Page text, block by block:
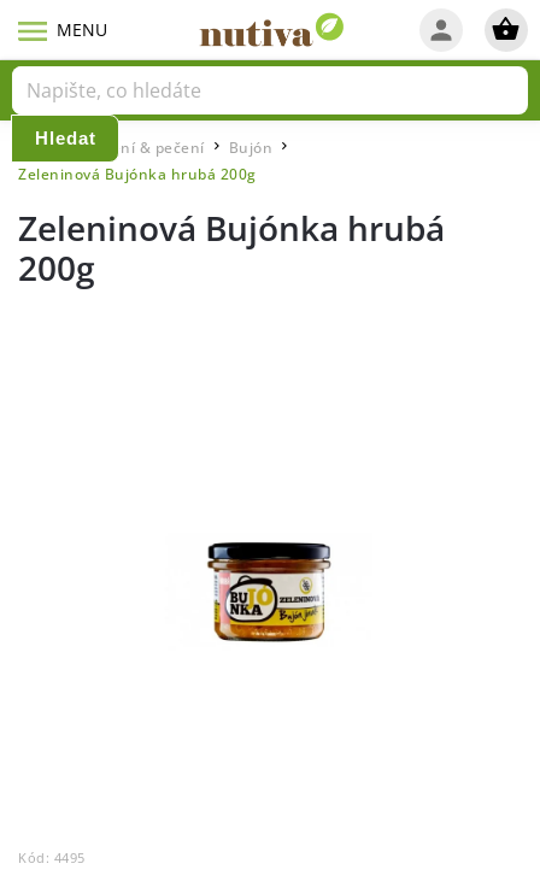
Hledat
Domů / Vaření & pečení Bujón /
Zeleninová Bujónka hrubá 200g
Zeleninová Bujónka hrubá
200g
Kód: 4495